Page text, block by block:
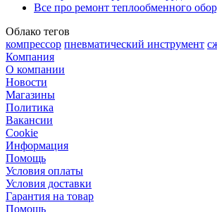
Все про ремонт теплообменного
Облако тегов
компрессор пневматический инструмент
Компания
О компании
Новости
Магазины
Политика
Вакансии
Сookie
Информация
Помощь
Условия оплаты
Условия доставки
Гарантия на товар
Помощь